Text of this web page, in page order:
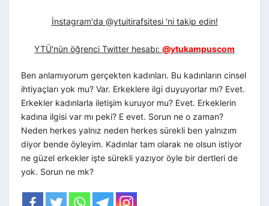
İnstagram'da @ytuitirafsitesi 'ni takip edin!
YTÜ'nün öğrenci Twitter hesabı: @ytukampuscom
Ben anlamıyorum gerçekten kadınları. Bu kadınların cinsel
ihtiyaçları yok mu? Var. Erkeklere ilgi duyuyorlar mı? Evet.
Erkekler kadınlarla iletişim kuruyor mu? Evet. Erkeklerin
kadına ilgisi var mı peki? E evet. Sorun ne o zaman?
Neden herkes yalnız neden herkes sürekli ben yalnızım
diyor bende öyleyim. Kadınlar tam olarak ne olsun istiyor
ne güzel erkekler işte sürekli yazıyor öyle bir dertleri de
yok. Sorun ne mk?